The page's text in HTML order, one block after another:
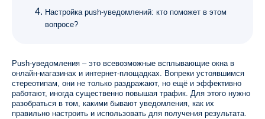
Настройка push-уведомлений: кто поможет в этом
вопросе?
Push-уведомления – это всевозможные всплывающие окна в
онлайн-магазинах и интернет-площадках. Вопреки устоявшимся
стереотипам, они не только раздражают, но ещё и эффективно
работают, иногда существенно повышая трафик. Для этого нужно
разобраться в том, какими бывают уведомления, как их
правильно настроить и использовать для получения результата.